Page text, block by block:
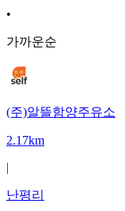
•
가까운순
(주)알뜰함양주유소
2.17km
|
난평리